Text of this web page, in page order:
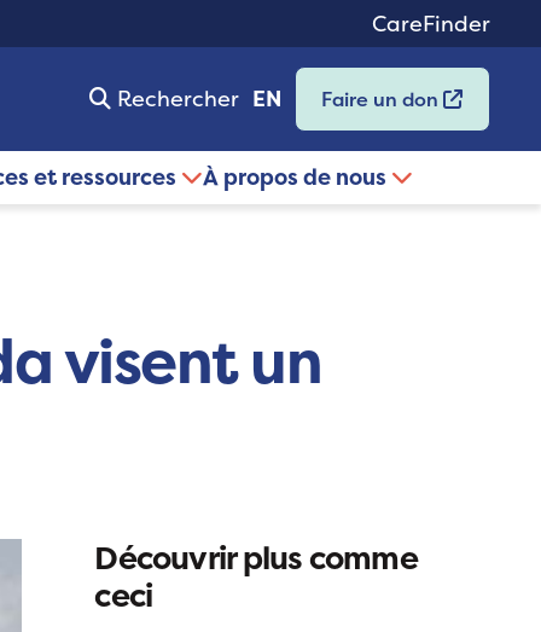
CareFinder
Rechercher EN Faire un don
et ressources À propos de nous
visent un
Découvrir plus comme
ceci